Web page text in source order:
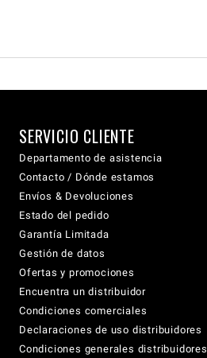
SERVICIO CLIENTE
Departamento de asistencia
Contacto / Dónde estamos
Envíos & Devoluciones
Estado del pedido
Garantía Limitada
Gestión de datos
Ofertas y promociones
Encuentra un distribuidor
Condiciones comerciales
Declaraciones de uso distribuidores
Condiciones generales distribuidores